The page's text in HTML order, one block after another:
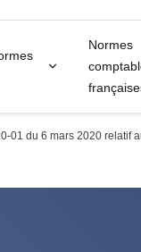
Normes
01 du 6 mars 2020 relatif